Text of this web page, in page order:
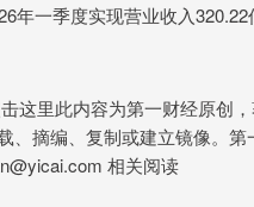
年一季度实现营业收入
这里此内容为第一财经原创
、摘编、复制或建立镜像。
相关阅读
-20.27 -0.44%